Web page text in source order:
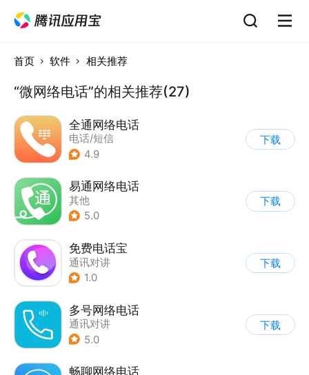
首页 软件 相关推荐
“微网络电话”的相关推荐(27)
全通网络电话
电话/短信
4.9
下载
易通网络电话
其他
5.0
下载
免费电话宝
通讯对讲
1.0
下载
多号网络电话
通讯对讲
5.0
下载
畅聊网络电话